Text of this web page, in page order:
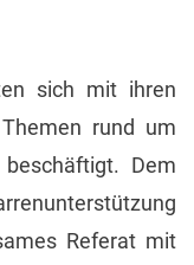
sich mit ihren
rund um
Dem
Referat mit